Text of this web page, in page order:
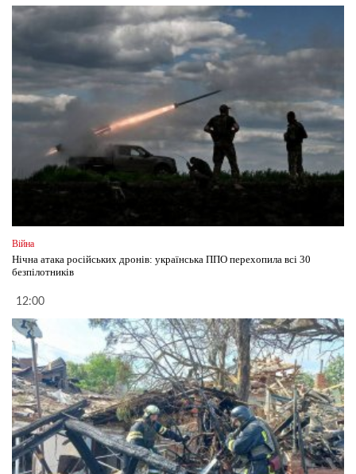
Війна
Нічна атака російських дронів: українська ППО перехопила всі 30
безпілотників
12:00